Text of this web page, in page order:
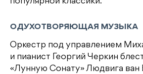
ОДУХОТВОРЯЮЩАЯ МУЗЫКА
Оркестр под управлением
и пианист Георгий Черкин
«Лунную Сонату» Людвига ван